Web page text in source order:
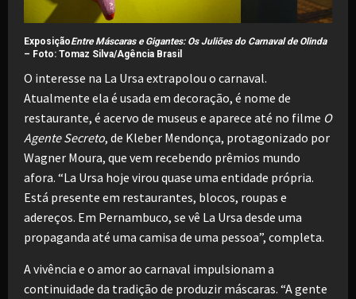
ExposiçãoEntre Máscaras e Gigantes: Os Juliões do Carnaval de Olinda
– Foto: Tomaz Silva/Agência Brasil
O interesse na La Ursa extrapolou o carnaval.
Atualmente ela é usada em decoração, é nome de
restaurante, é acervo de museus e aparece até no filme O
Agente Secreto, de Kleber Mendonça, protagonizado por
Wagner Moura, que vem recebendo prêmios mundo
afora. “La Ursa hoje virou quase uma entidade própria.
Está presente em restaurantes, blocos, roupas e
adereços. Em Pernambuco, se vê La Ursa desde uma
propaganda até uma camisa de uma pessoa”, completa.
A vivência e o amor ao carnaval impulsionam a
continuidade da tradição de produzir máscaras. “A gente